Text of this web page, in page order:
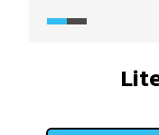
činohry a opery